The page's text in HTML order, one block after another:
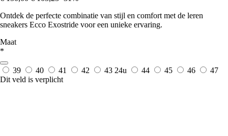
Ontdek de perfecte combinatie van stijl en comfort met de leren
sneakers Ecco Exostride voor een unieke ervaring.
Maat
*
39 40 41 42 43 24u 44 45 46
47
Dit veld is verplicht